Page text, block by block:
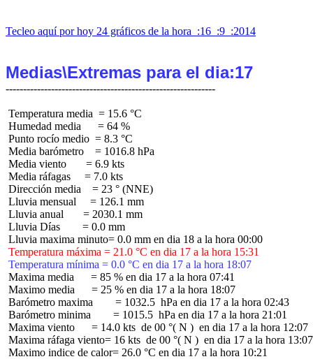
Tecleo aquí por hoy 24 gráficos de la hora  :16  :9  :2014
Medias\Extremas para el dia:17
Temperatura media  = 15.6 °C
Humedad media      = 64 %
Punto rocío medio  = 8.3 °C
Media barómetro    = 1016.8 hPa
Media viento       = 6.9 kts
Media ráfagas     = 7.0 kts
Dirección media    = 23 ° (NNE)
Lluvia mensual     = 126.1 mm
Lluvia anual       = 2030.1 mm
Lluvia Días        = 0.0 mm
Temperatura máxima = 21.0 °C en dia 17 a la hora 15:31
Temperatura mínima = 0.0 °C en dia 17 a la hora 18:07
Maxima media      = 85 % en dia 17 a la hora 07:41
Maximo media      = 25 % en dia 17 a la hora 18:07
Barómetro maxima        = 1032.5  hPa en dia 17 a la hora 02:43
Barómetro minima        = 1015.5  hPa en dia 17 a la hora 21:01
Maxima viento      = 14.0 kts  de 00 °( N )  en dia 17 a la hora 12:07
Maxima ráfaga viento= 16 kts  de 00 °( N )  en dia 17 a la hora 13:07
Maximo indice de calor= 26.0 °C en dia 17 a la hora 10:21